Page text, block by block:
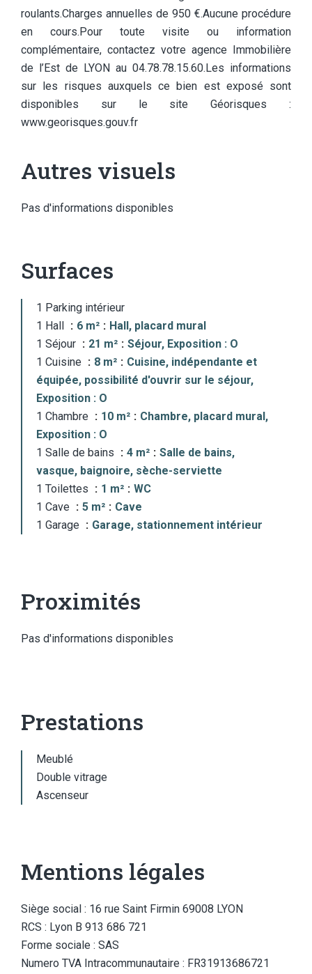
roulants.Charges annuelles de 950 €.Aucune procédure
en cours.Pour toute visite ou information
complémentaire, contactez votre agence Immobilière
de l’Est de LYON au 04.78.78.15.60.Les informations
sur les risques auxquels ce bien est exposé sont
disponibles sur le site Géorisques :
www.georisques.gouv.fr
Autres visuels
Pas d'informations disponibles
Surfaces
1 Parking intérieur
1 Hall
6 m²
Hall, placard mural
1 Séjour
21 m²
Séjour, Exposition : O
1 Cuisine
8 m²
Cuisine, indépendante et
équipée, possibilité d'ouvrir sur le séjour,
Exposition : O
1 Chambre
10 m²
Chambre, placard mural,
Exposition : O
1 Salle de bains
4 m²
Salle de bains,
vasque, baignoire, sèche-serviette
1 Toilettes
1 m²
WC
1 Cave
5 m²
Cave
1 Garage
Garage, stationnement intérieur
Proximités
Pas d'informations disponibles
Prestations
Meublé
Double vitrage
Ascenseur
Mentions légales
Siège social : 16 rue Saint Firmin 69008 LYON
RCS : Lyon B 913 686 721
Forme sociale : SAS
Numero TVA Intracommunautaire : FR31913686721